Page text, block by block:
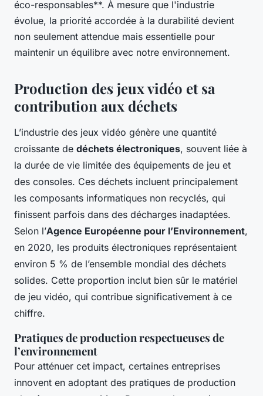
éco-responsables**. À mesure que l'industrie
évolue, la priorité accordée à la durabilité devient
non seulement attendue mais essentielle pour
maintenir un équilibre avec notre environnement.
Production des jeux vidéo et sa
contribution aux déchets
L’industrie des jeux vidéo génère une quantité
croissante de déchets électroniques, souvent liée à
la durée de vie limitée des équipements de jeu et
des consoles. Ces déchets incluent principalement
les composants informatiques non recyclés, qui
finissent parfois dans des décharges inadaptées.
Selon l’Agence Européenne pour l’Environnement,
en 2020, les produits électroniques représentaient
environ 5 % de l’ensemble mondial des déchets
solides. Cette proportion inclut bien sûr le matériel
de jeu vidéo, qui contribue significativement à ce
chiffre.
Pratiques de production respectueuses de
l’environnement
Pour atténuer cet impact, certaines entreprises
innovent en adoptant des pratiques de production